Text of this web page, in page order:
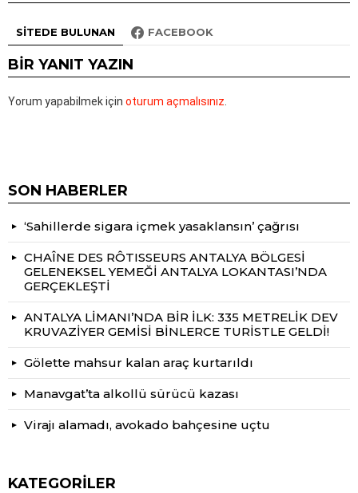
SITEDE BULUNAN FACEBOOK
BIR YANIT YAZIN
Yorum yapabilmek için oturum açmalısınız
SON HABERLER
‘Sahillerde sigara içmek yasaklansın’ çağrısı
CHAÎNE DES RÔTISSEURS ANTALYA BÖLGESİ
GELENEKSEL YEMEĞİ ANTALYA LOKANTASI’NDA
GERÇEKLEŞTİ
ANTALYA LİMANI’NDA BİR İLK: 335 METRELİK DEV
KRUVAZİYER GEMİSİ BİNLERCE TURİSTLE GELDİ!
Gölette mahsur kalan araç kurtarıldı
Manavgat’ta alkollü sürücü kazası
Virajı alamadı, avokado bahçesine uçtu
KATEGORILER